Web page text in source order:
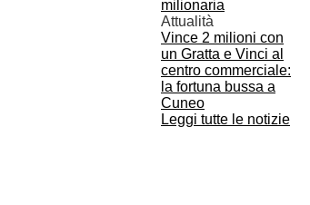
Attualità
Vince 2 milioni con
un Gratta e Vinci al
centro commerciale:
la fortuna bussa a
Cuneo
Leggi tutte le notizie